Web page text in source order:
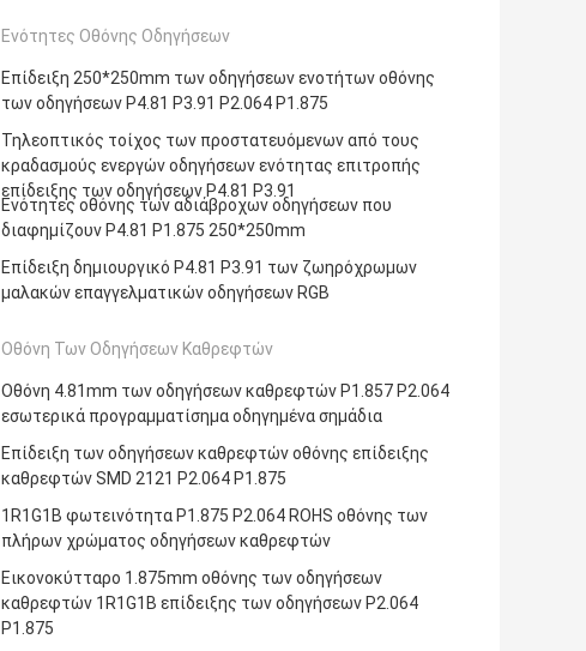
Ενότητες Οθόνης Οδηγήσεων
Επίδειξη 250*250mm των οδηγήσεων ενοτήτων οθόνης
των οδηγήσεων P4.81 P3.91 P2.064 P1.875
Τηλεοπτικός τοίχος των προστατευόμενων από τους
κραδασμούς ενεργών οδηγήσεων ενότητας επιτροπής
επίδειξης των οδηγήσεων P4.81 P3.91
Ενότητες οθόνης των αδιάβροχων οδηγήσεων που
διαφημίζουν P4.81 P1.875 250*250mm
Επίδειξη δημιουργικό P4.81 P3.91 των ζωηρόχρωμων
μαλακών επαγγελματικών οδηγήσεων RGB
Οθόνη Των Οδηγήσεων Καθρεφτών
Οθόνη 4.81mm των οδηγήσεων καθρεφτών P1.857 P2.064
εσωτερικά προγραμματίσημα οδηγημένα σημάδια
Επίδειξη των οδηγήσεων καθρεφτών οθόνης επίδειξης
καθρεφτών SMD 2121 P2.064 P1.875
1R1G1B φωτεινότητα P1.875 P2.064 ROHS οθόνης των
πλήρων χρώματος οδηγήσεων καθρεφτών
Εικονοκύτταρο 1.875mm οθόνης των οδηγήσεων
καθρεφτών 1R1G1B επίδειξης των οδηγήσεων P2.064
P1.875